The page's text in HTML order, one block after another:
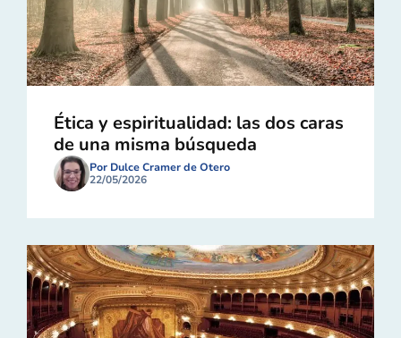
Ética y espiritualidad: las dos caras
de una misma búsqueda
Por Dulce Cramer de Otero
22/05/2026